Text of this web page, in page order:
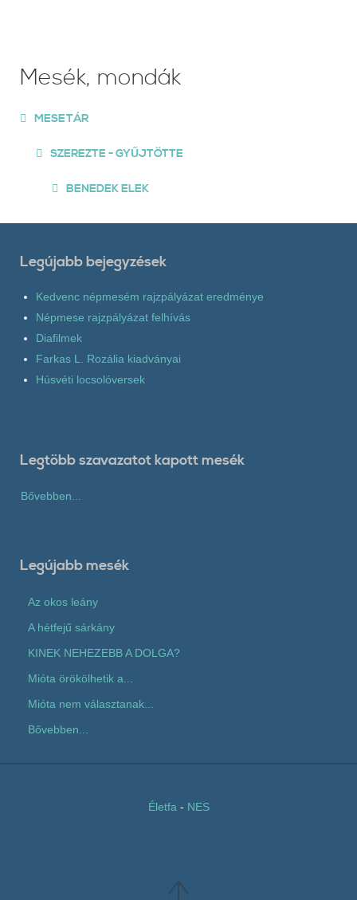
Mesék, mondák
MESETÁR
SZEREZTE - GYŰJTÖTTE
BENEDEK ELEK
Legújabb bejegyzések
Kedvenc népmesém rajzpályázat eredménye
Népmese rajzpályázat felhívás
Diafilmek
Farkas L. Rozália kiadványai
Húsvéti locsolóversek
Legtöbb szavazatot kapott mesék
Bővebben...
Legújabb mesék
Az okos leány
A hétfejű sárkány
KINEK NEHEZEBB A DOLGA?
Mióta örökölhetik a...
Mióta nem választanak...
Bővebben...
Életfa - NES